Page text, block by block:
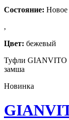
Состояние: Новое
,
Цвет: бежевый
Туфли GIANVITO
замша
Новинка